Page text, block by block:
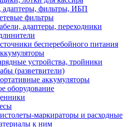
адаптеры, фильтры, ИБП
фильтры
адаптеры, переходники
бесперебойного питания
устройства, тройники
(разветвители)
аккумуляторы
оборудование
маркираторы и расходные
к ним